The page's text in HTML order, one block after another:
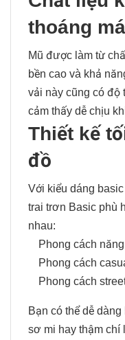
thoáng
Mũ được làm từ
bền cao và khả
vải này cũng có độ
cảm thấy dễ chịu
Thiết kế
đồ
Với kiểu dáng
trai trơn Basic phù
nhau:
Phong cách
Phong cách
Phong cách
Bạn có thể dễ
sơ mi hay thậm chí